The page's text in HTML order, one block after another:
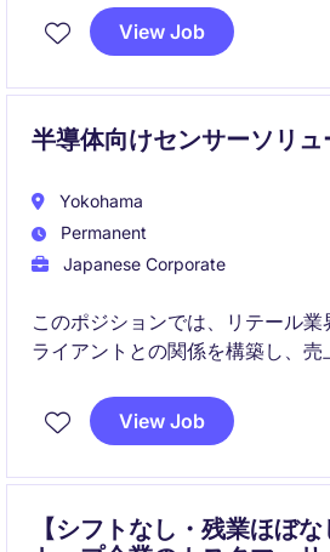
ペレーションを安定的に運営しな
上やプロセス改善の推進にも関与
View Job
半導体向けセンサーソリ
Yokohama
Permanent
Japanese Corporate
このポジションでは、リテール
ライアントとの関係を構築し、売
し、長期的なパートナーシップを
View Job
【シフトなし・残業ほぼ